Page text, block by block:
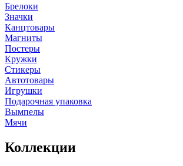
Брелоки
Значки
Канцтовары
Магниты
Постеры
Кружки
Стикеры
Автотовары
Игрушки
Подарочная упаковка
Вымпелы
Мячи
Коллекции